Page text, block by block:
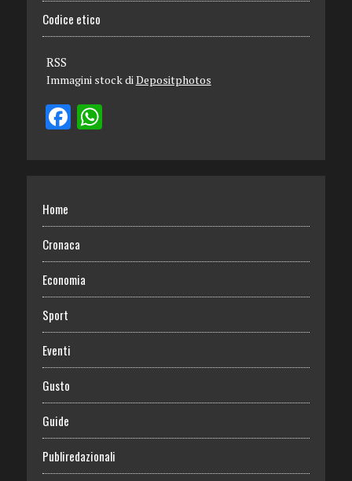
Codice etico
RSS
Immagini stock diDepositphotos
Home
Cronaca
Economia
Sport
Eventi
Gusto
Guide
Publiredazionali